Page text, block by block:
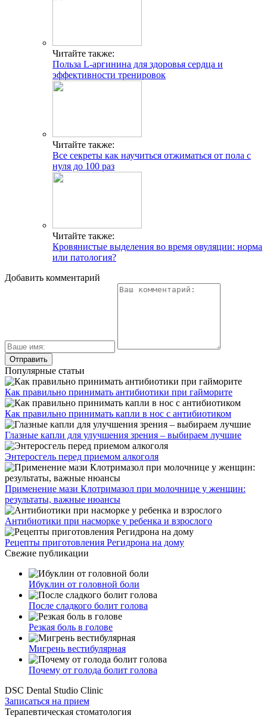
Читайте также:
Польза L-аргинина для здоровья сердца и
эффективности тренировок
Читайте также:
Все секреты как научиться отжиматься от пола с
нуля до 100 раз
Читайте также:
Кровянистые выделения во время овуляции: норма
или патология?
Добавить комментарий
Популярные статьи
Как правильно принимать антибиотики при гайморите
Как правильно принимать капли в нос с антибиотиком
Глазные капли для улучшения зрения – выбираем лучшие
Энтеросгель перед приемом алкоголя
Применение мази Клотримазол при молочнице у женщин:
результаты, важные нюансы
Антибиотики при насморке у ребенка и взрослого
Рецепты приготовления Регидрона на дому
Свежие публикации
Ибуклин от головной боли
После сладкого болит голова
Резкая боль в голове
Мигрень вестибулярная
Почему от голода болит голова
DSC Dental Studio Clinic
Записаться на прием
Терапевтическая стоматология